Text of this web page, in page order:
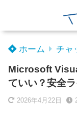
ホーム チャ
Microsoft
ていい？安全
2026年4月22日